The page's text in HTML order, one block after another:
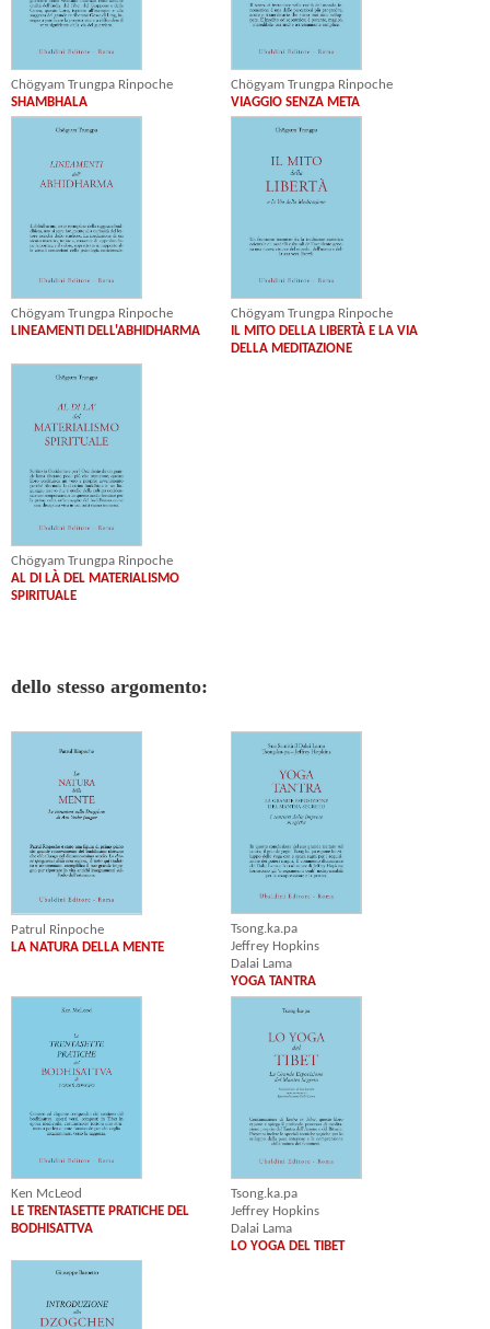
Chögyam Trungpa Rinpoche
SHAMBHALA
Chögyam Trungpa Rinpoche
VIAGGIO SENZA META
Chögyam Trungpa Rinpoche
LINEAMENTI DELL'ABHIDHARMA
Chögyam Trungpa Rinpoche
IL MITO DELLA LIBERTÀ E LA VIA
DELLA MEDITAZIONE
Chögyam Trungpa Rinpoche
AL DI LÀ DEL MATERIALISMO
SPIRITUALE
dello stesso argomento:
Patrul Rinpoche
LA NATURA DELLA MENTE
Tsong.ka.pa
Jeffrey Hopkins
Dalai Lama
YOGA TANTRA
Ken McLeod
LE TRENTASETTE PRATICHE DEL
BODHISATTVA
Tsong.ka.pa
Jeffrey Hopkins
Dalai Lama
LO YOGA DEL TIBET